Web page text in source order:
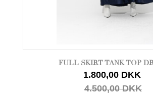
FULL SKIRT TANK TOP
1.800,00 DKK
4.500,00 DKK